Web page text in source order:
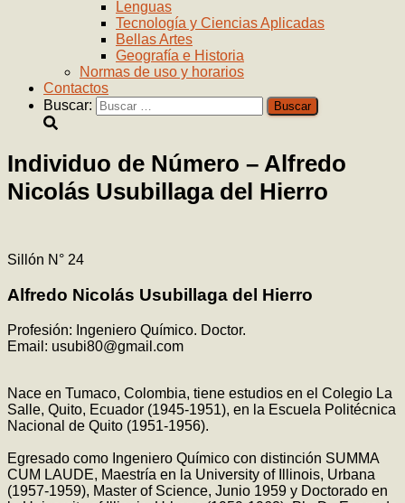
Lenguas
Tecnología y Ciencias Aplicadas
Bellas Artes
Geografía e Historia
Normas de uso y horarios
Contactos
Buscar:
Individuo de Número – Alfredo
Nicolás Usubillaga del Hierro
Sillón N° 24
Alfredo Nicolás Usubillaga del Hierro
Profesión: Ingeniero Químico. Doctor.
Email: usubi80@gmail.com
Nace en Tumaco, Colombia, tiene estudios en el Colegio La
Salle, Quito, Ecuador (1945-1951), en la Escuela Politécnica
Nacional de Quito (1951-1956).
Egresado como Ingeniero Químico con distinción SUMMA
CUM LAUDE, Maestría en la University of Illinois, Urbana
(1957-1959), Master of Science, Junio 1959 y Doctorado en